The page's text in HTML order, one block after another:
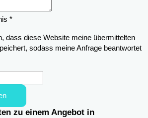
*
dass diese Website meine übermittelten
sodass meine Anfrage beantwortet
zu einem Angebot in